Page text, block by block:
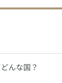
んな国？